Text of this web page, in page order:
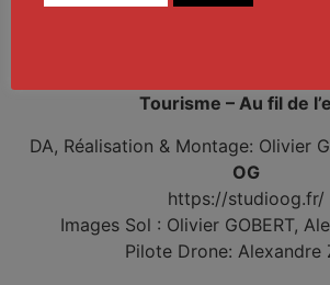
Tourisme – Au fil de
DA, Réalisation & Montage: Olivier
OG
https://studioog.fr/
Images Sol : Olivier GOBERT,
Pilote Drone: Alexandre